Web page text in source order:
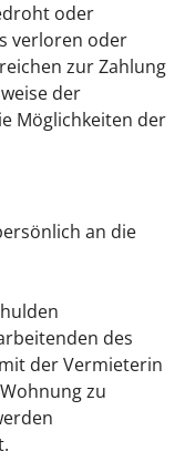
oder
verloren oder
zur Zahlung
der
Möglichkeiten der
an die
des
der Vermieterin
zu